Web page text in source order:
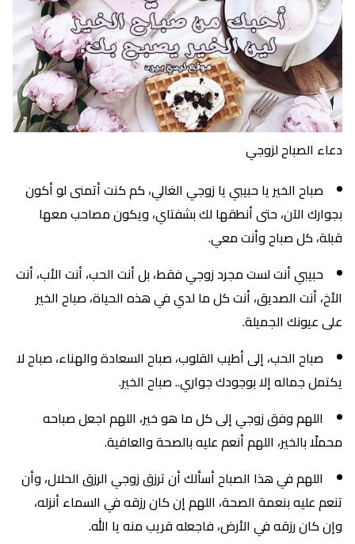
دعاء الصباح لزوجي
صباح الخير يا حبيبي يا زوجي الغالي، كم كنت أتمنى لو أكون
بجوارك الآن، حتى أنطقها لك بشفتاي، ويكون مصاحب معها
قبلة، كل صباح وأنت معي.
حبيبي أنت لست مجرد زوجي فقط، بل أنت الحب، أنت الأب، أنت
الأخ، أنت الصديق، أنت كل ما لدي في هذه الحياة، صباح الخير
على عيونك الجميلة.
صباح الحب، إلى أطيب القلوب، صباح السعادة والهناء، صباح لا
يكتمل جماله إلا بوجودك جواري.. صباح الخير.
اللهم وفق زوجي إلى كل ما هو خير، اللهم اجعل صباحه
محملًا بالخير، اللهم أنعم عليه بالصحة والعافية.
اللهم في هذا الصباح أسألك أن ترزق زوجي الرزق الحلال، وأن
تنعم عليه بنعمة الصحة، اللهم إن كان رزقه في السماء أنزله،
وإن كان رزقه في الأرض، فاجعله قريب منه يا الله.